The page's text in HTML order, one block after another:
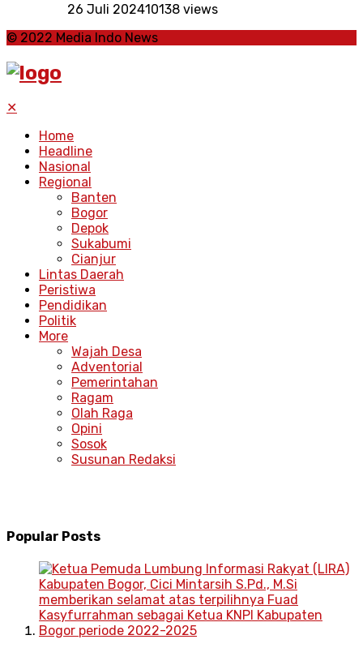
26 Juli 202410138 views
© 2022 Media Indo News
✕
Home
Headline
Nasional
Regional
Banten
Bogor
Depok
Sukabumi
Cianjur
Lintas Daerah
Peristiwa
Pendidikan
Politik
More
Wajah Desa
Adventorial
Pemerintahan
Ragam
Olah Raga
Opini
Sosok
Susunan Redaksi
Popular Posts